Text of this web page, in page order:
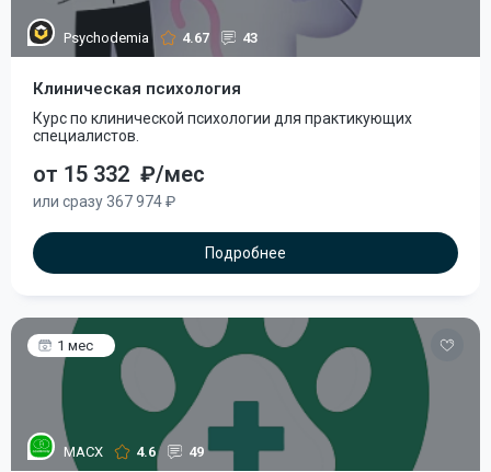
Psychodemia 4.67 43
Клиническая психология
Курс по клинической психологии для практикующих
специалистов.
от 15 332 ₽/мес
или сразу 367 974 ₽
Подробнее
1 мес
МАСХ 4.6 49